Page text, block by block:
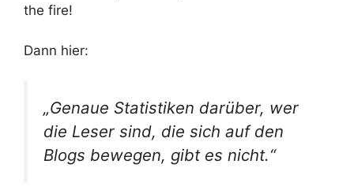
the fire!
Dann hier:
„Genaue Statistiken darüber, wer
die Leser sind, die sich auf den
Blogs bewegen, gibt es nicht.“